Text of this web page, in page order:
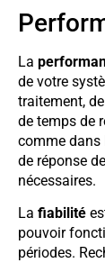
La
de votre
traitement,
de temps de
comme dans
de réponse
nécessaires.
La fiabilité
pouvoir
périodes.